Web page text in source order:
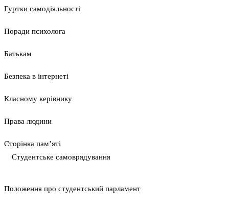
Гуртки самодіяльності
Поради психолога
Батькам
Безпека в інтернеті
Класному керівнику
Права людини
Сторінка пам’яті
Студентське самоврядування
Положення про студентський парламент